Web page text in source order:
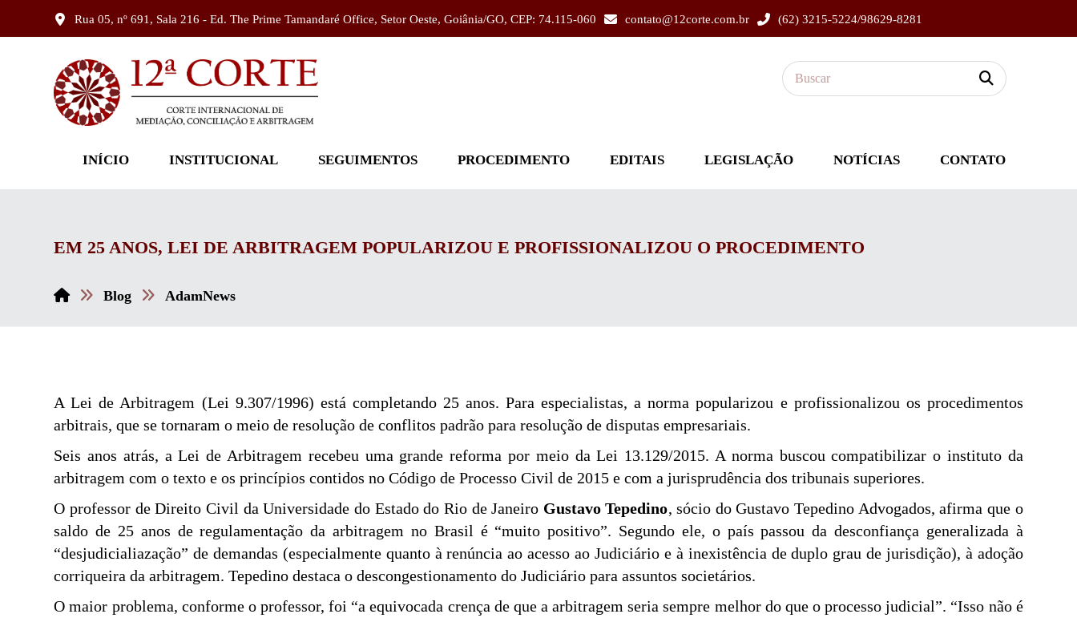
Rua 05, nº 691, Sala 216 - Ed. The Prime Tamandaré Office, Setor Oeste, Goiânia/GO, CEP: 74.115-060 contato@12corte.com.br (62) 3215-5224/98629-8281
INÍCIO INSTITUCIONAL SEGUIMENTOS PROCEDIMENTO EDITAIS LEGISLAÇÃO NOTÍCIAS CONTATO
EM 25 ANOS, LEI DE ARBITRAGEM POPULARIZOU E PROFISSIONALIZOU O PROCEDIMENTO
Blog AdamNews
A Lei de Arbitragem (Lei 9.307/1996) está completando 25 anos. Para especialistas, a norma popularizou e profissionalizou os procedimentos
arbitrais, que se tornaram o meio de resolução de conflitos padrão para resolução de disputas empresariais.
Seis anos atrás, a Lei de Arbitragem recebeu uma grande reforma por meio da Lei 13.129/2015. A norma buscou compatibilizar o instituto da
arbitragem com o texto e os princípios contidos no Código de Processo Civil de 2015 e com a jurisprudência dos tribunais superiores.
O professor de Direito Civil da Universidade do Estado do Rio de Janeiro Gustavo Tepedino, sócio do Gustavo Tepedino Advogados, afirma que o
saldo de 25 anos de regulamentação da arbitragem no Brasil é “muito positivo”. Segundo ele, o país passou da desconfiança generalizada à
“desjudicialiazação” de demandas (especialmente quanto à renúncia ao acesso ao Judiciário e à inexistência de duplo grau de jurisdição), à adoção
corriqueira da arbitragem. Tepedino destaca o descongestionamento do Judiciário para assuntos societários.
O maior problema, conforme o professor, foi “a equivocada crença de que a arbitragem seria sempre melhor do que o processo judicial”. “Isso não é